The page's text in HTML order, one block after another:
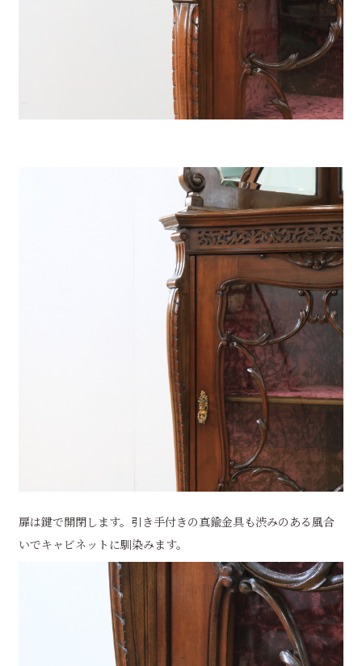
扉は鍵で開閉します。引き手付きの真鍮金具も渋みのある風合
いでキャビネットに馴染みます。